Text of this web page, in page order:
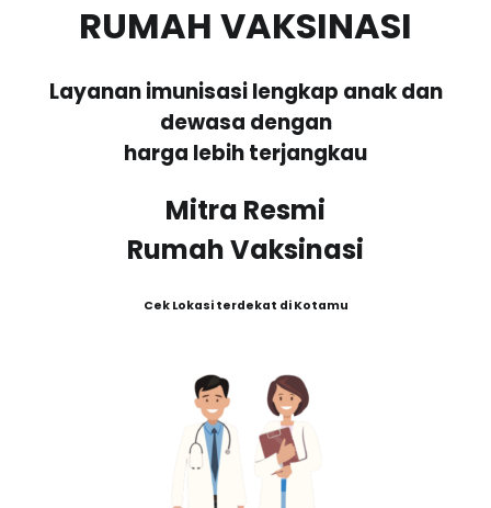
RUMAH VAKSINASI
Layanan imunisasi lengkap anak dan
dewasa dengan
harga lebih terjangkau
Mitra Resmi
Rumah Vaksinasi
Cek Lokasi terdekat di Kotamu